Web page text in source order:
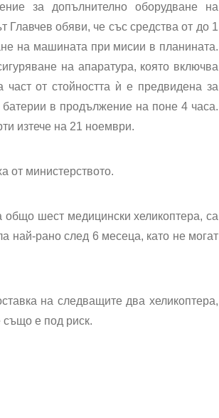
за допълнително оборудване на
обяви, че със средства от до 1
на машината при мисии в планината.
на апаратура, която включва
от стойността ѝ е предвидена за
батерии в продължение на поне 4 часа.
изтече на 21 ноември.
от министерството.
шест медицински хеликоптера, са
най-рано след 6 месеца, като не могат
на следващите два хеликоптера,
също е под риск.